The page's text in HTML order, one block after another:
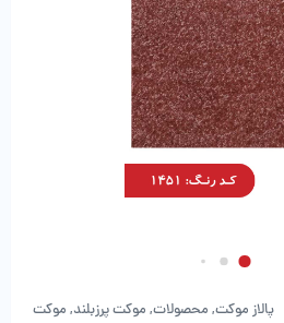
پالاز موکت, محصولات, موکت پرزبلند, موکت